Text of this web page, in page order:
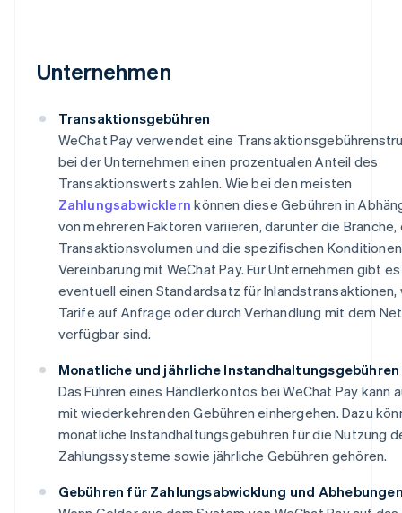
Unternehmen
Transaktionsgebühren
WeChat Pay verwendet eine
bei der Unternehmen einen prozentualen Anteil des
Transaktionswerts zahlen. Wie bei den meisten
Zahlungsabwicklern können diese Gebühren in
von mehreren Faktoren variieren, darunter die Branche,
Transaktionsvolumen und die spezifischen
Vereinbarung mit WeChat Pay. Für Unternehmen gibt es
eventuell einen Standardsatz für Inlandstransaktionen,
Tarife auf Anfrage oder durch Verhandlung mit dem
verfügbar sind.
Monatliche und jährliche Instandhaltungsgebühren
Das Führen eines Händlerkontos bei WeChat Pay kann
mit wiederkehrenden Gebühren einhergehen. Dazu
monatliche Instandhaltungsgebühren für die Nutzung
Zahlungssysteme sowie jährliche Gebühren gehören.
Gebühren für Zahlungsabwicklung und